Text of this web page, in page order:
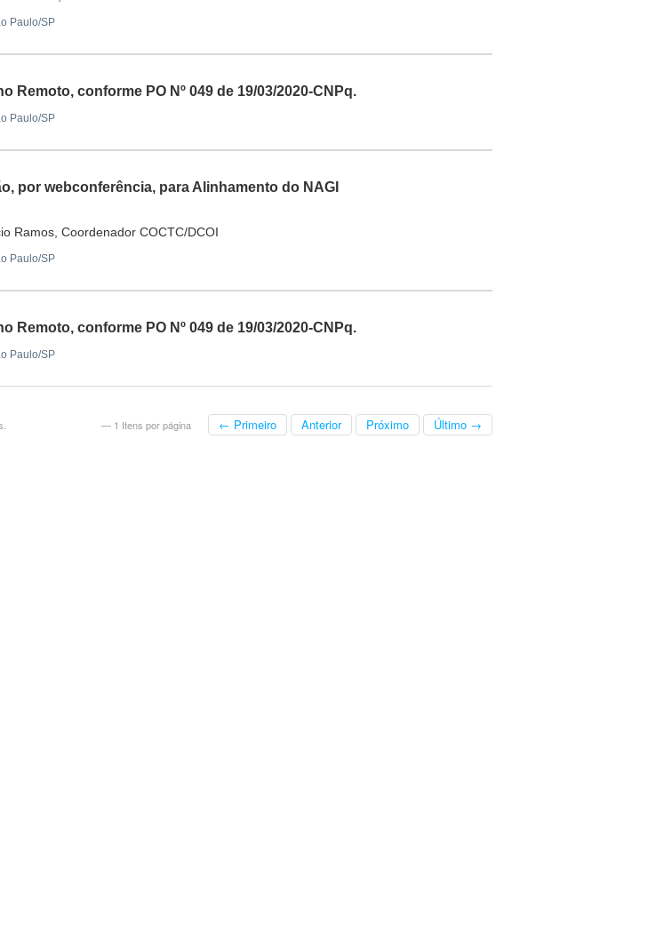
Paulo/SP
Remoto, conforme PO Nº 049 de 19/03/2020-CNPq.
Paulo/SP
por webconferência, para Alinhamento do NAGI
Ramos, Coordenador COCTC/DCOI
Paulo/SP
Remoto, conforme PO Nº 049 de 19/03/2020-CNPq.
Paulo/SP
— 1 Itens por página ← Primeiro Anterior Próximo Último →